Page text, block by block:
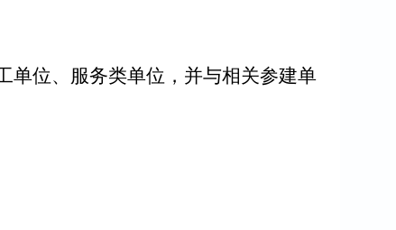
单位、服务类单位，并与相关参建单